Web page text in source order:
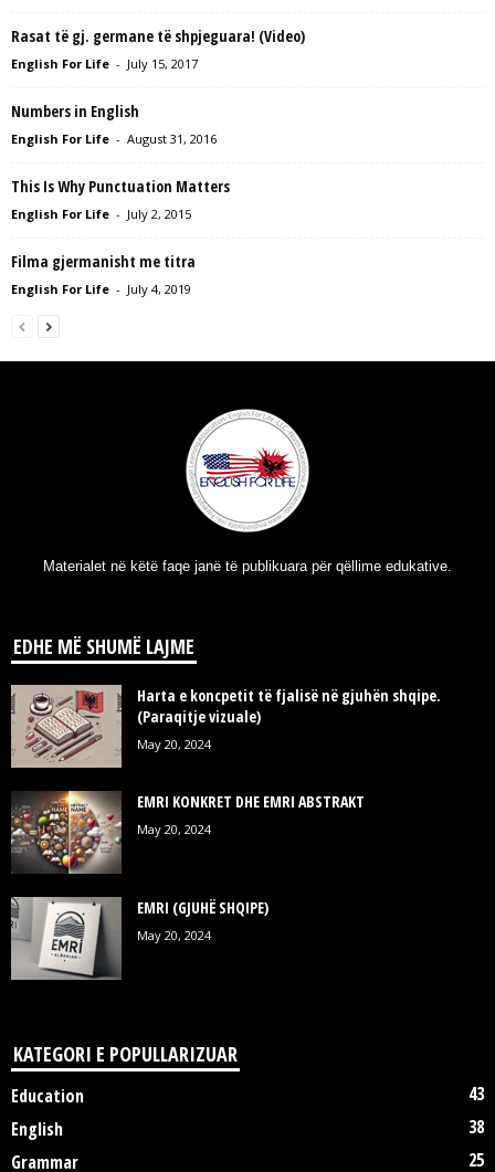
Rasat të gj. germane të shpjeguara! (Video)
English For Life - July 15, 2017
Numbers in English
English For Life - August 31, 2016
This Is Why Punctuation Matters
English For Life - July 2, 2015
Filma gjermanisht me titra
English For Life - July 4, 2019
Materialet në këtë faqe janë të publikuara për qëllime edukative.
EDHE MË SHUMË LAJME
Harta e koncpetit të fjalisë në gjuhën shqipe.
(Paraqitje vizuale)
May 20, 2024
EMRI KONKRET DHE EMRI ABSTRAKT
May 20, 2024
EMRI (GJUHË SHQIPE)
May 20, 2024
KATEGORI E POPULLARIZUAR
Education
43
English
38
Grammar
25